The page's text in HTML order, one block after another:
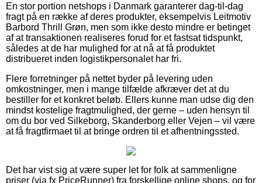
En stor portion netshops i Danmark garanterer dag-til-dag
fragt på en række af deres produkter, eksempelvis Leitmotiv
Barbord Thrill Grøn, men som ikke desto mindre er betinget
af at transaktionen realiseres forud for et fastsat tidspunkt,
således at de har mulighed for at nå at få produktet
distribueret inden logistikpersonalet har fri.
Flere forretninger på nettet byder på levering uden
omkostninger, men i mange tilfælde afkræver det at du
bestiller for et konkret beløb. Ellers kunne man udse dig den
mindst kostelige fragtmulighed, der gerne – uden hensyn til
om du bor ved Silkeborg, Skanderborg eller Vejen – vil være
at få fragtfirmaet til at bringe ordren til et afhentningssted.
Det har vist sig at være super let for folk at sammenligne
priser (via fx PriceRunner) fra forskellige online shops, og for